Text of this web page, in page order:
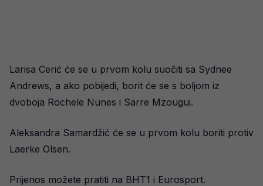
Larisa Cerić će se u prvom kolu suočiti sa Sydnee
Andrews, a ako pobijedi, borit će se s boljom iz
dvoboja Rochele Nunes i Sarre Mzougui.
Aleksandra Samardžić će se u prvom kolu boriti protiv
Laerke Olsen.
Prijenos možete pratiti na BHT1 i Eurosport.